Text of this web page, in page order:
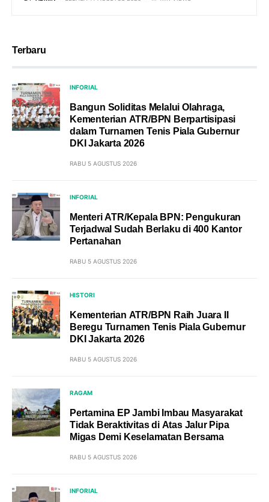
Terbaru
INFORIAL
Bangun Soliditas Melalui Olahraga,
Kementerian ATR/BPN Berpartisipasi
dalam Turnamen Tenis Piala Gubernur
DKI Jakarta 2026
RABU 5 AGUSTUS 2026
INFORIAL
Menteri ATR/Kepala BPN: Pengukuran
Terjadwal Sudah Berlaku di 400 Kantor
Pertanahan
RABU 5 AGUSTUS 2026
HISTORI
Kementerian ATR/BPN Raih Juara II
Beregu Turnamen Tenis Piala Gubernur
DKI Jakarta 2026
RABU 5 AGUSTUS 2026
RAGAM
Pertamina EP Jambi Imbau Masyarakat
Tidak Beraktivitas di Atas Jalur Pipa
Migas Demi Keselamatan Bersama
RABU 5 AGUSTUS 2026
INFORIAL